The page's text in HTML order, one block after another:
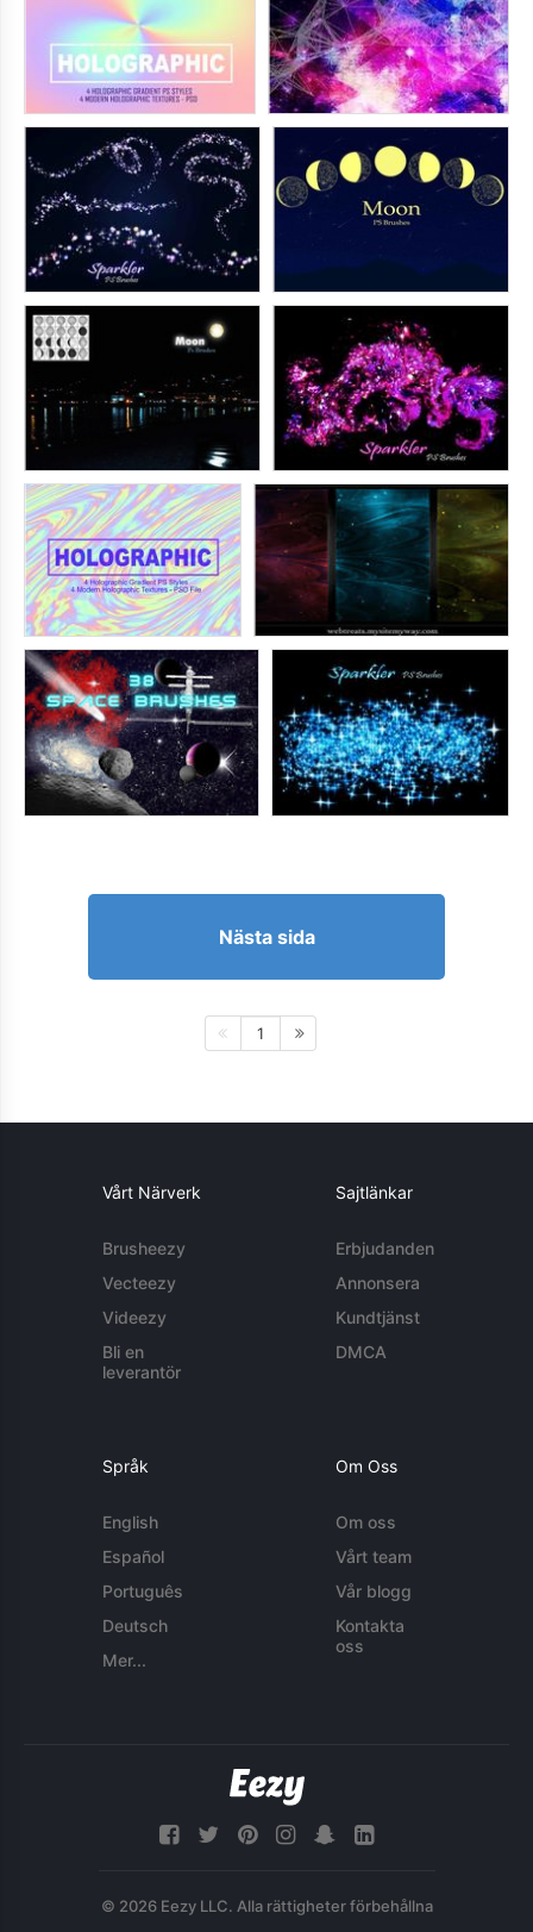
Nästa sida
1
Vårt Närverk
Brusheezy
Vecteezy
Videezy
Bli en
leverantör
Sajtlänkar
Erbjudanden
Annonsera
Kundtjänst
DMCA
Språk
English
Español
Português
Deutsch
Mer...
Om Oss
Om oss
Vårt team
Vår blogg
Kontakta
oss
© 2026 Eezy LLC. Alla rättigheter förbehållna